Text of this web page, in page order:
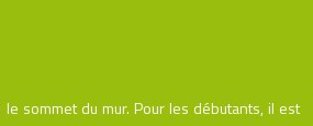
sommet du mur. Pour les débutants, il est